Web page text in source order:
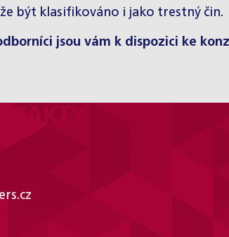
být klasifikováno i jako trestný čin.
jsou vám k dispozici ke